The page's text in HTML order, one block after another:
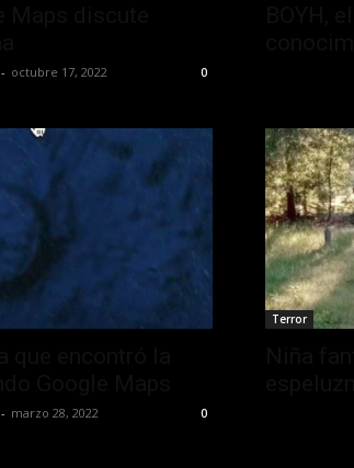
- octubre 17, 2022 0
- marzo 28, 2022 0
Terror